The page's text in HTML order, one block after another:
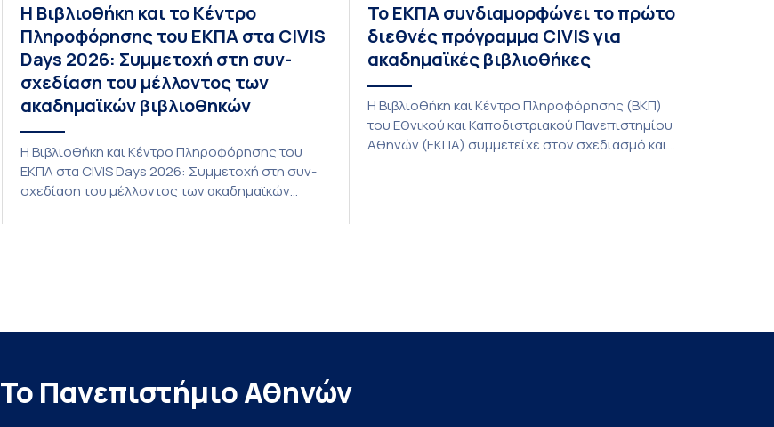
Η Βιβλιοθήκη και το Κέντρο
Πληροφόρησης του ΕΚΠΑ στα CIVIS
Days 2026: Συμμετοχή στη συν-
σχεδίαση του μέλλοντος των
ακαδημαϊκών βιβλιοθηκών
Η Βιβλιοθήκη και Κέντρο Πληροφόρησης του
ΕΚΠΑ στα CIVIS Days 2026: Συμμετοχή στη συν-
σχεδίαση του μέλλοντος των ακαδημαϊκών
Ιδρύματος. Οι […]
Το ΕΚΠΑ συνδιαμορφώνει το πρώτο
διεθνές πρόγραμμα CIVIS για
ακαδημαϊκές βιβλιοθήκες
Η Βιβλιοθήκη και Κέντρο Πληροφόρησης (ΒΚΠ)
του Εθνικού και Καποδιστριακού Πανεπιστημίου
Αθηνών (ΕΚΠΑ) συμμετείχε στον σχεδιασμό και
αποτελεί […]
Το Πανεπιστήμιο Αθηνών